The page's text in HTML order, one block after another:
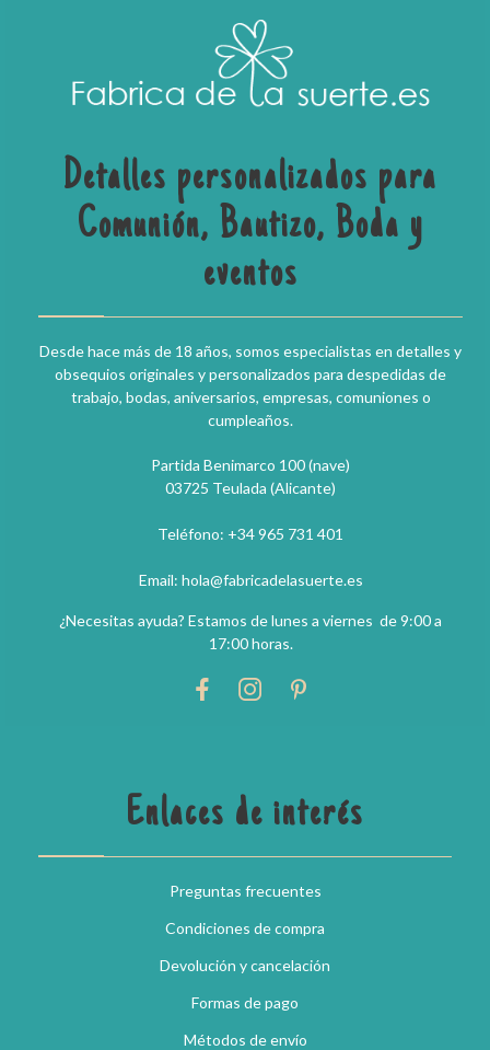
Detalles personalizados para
Comunión, Bautizo, Boda y
eventos
Desde hace más de 18 años, somos especialistas en detalles y
obsequios originales y personalizados para despedidas de
trabajo, bodas, aniversarios, empresas, comuniones o
cumpleaños.
Partida Benimarco 100 (nave)
03725 Teulada (Alicante)
Teléfono: +34 965 731 401
Email: hola@fabricadelasuerte.es
¿Necesitas ayuda? Estamos de lunes a viernes de 9:00 a
17:00 horas.
Enlaces de interés
Preguntas frecuentes
Condiciones de compra
Devolución y cancelación
Formas de pago
Métodos de envío